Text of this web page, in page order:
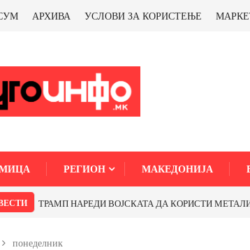
АРХИВА УСЛОВИ ЗА КОРИСТЕЊЕ
РЕГИОН МАКЕДОНИЈА
ТРАМП НАРЕДИ ВОЈСКАТА ДА КОРИСТИ МЕТАЛИ
понеделник